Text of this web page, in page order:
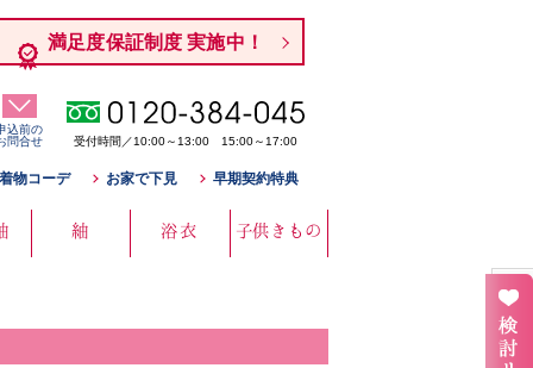
満足度保証制度 実施中！
込前の
問合せ
受付時間／10:00～13:00 15:00～17:00
物コーデ お家で下見 早期契約特典
紬 浴衣 子供きもの